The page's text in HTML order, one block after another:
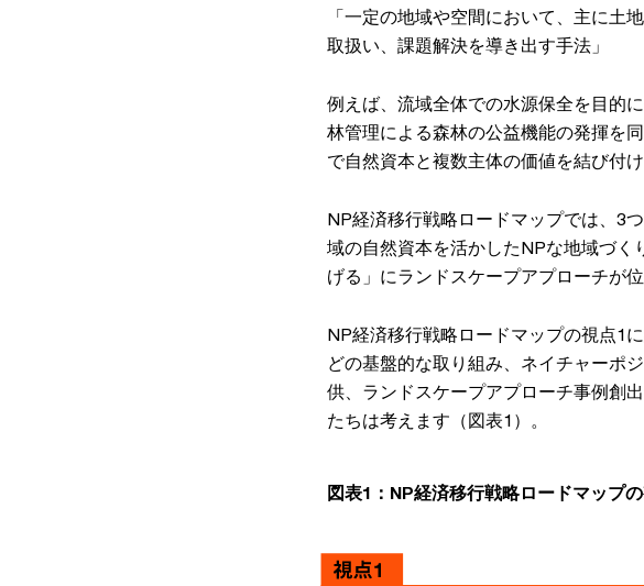
「一定の地域や空間において、主に土
取扱い、課題解決を導き出す手法」
例えば、流域全体での水源保全を目的
林管理による森林の公益機能の発揮を
で自然資本と複数主体の価値を結び付
NP経済移行戦略ロードマップでは、3
域の自然資本を活かしたNPな地域づ
げる」にランドスケープアプローチが
NP経済移行戦略ロードマップの視点1
どの基盤的な取り組み、ネイチャーポ
供、ランドスケープアプローチ事例創
たちは考えます（図表1）。
図表1：NP経済移行戦略ロードマップ